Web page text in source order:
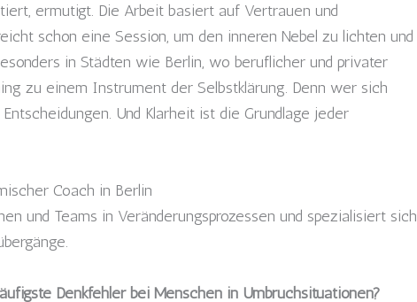
ermutigt. Die Arbeit basiert auf Vertrauen und
schon eine Session, um den inneren Nebel zu lichten und
in Städten wie Berlin, wo beruflicher und privater
zu einem Instrument der Selbstklärung. Denn wer sich
Und Klarheit ist die Grundlage jeder
Coach in Berlin
und Teams in Veränderungsprozessen und spezialisiert sich
Denkfehler bei Menschen in Umbruchsituationen?